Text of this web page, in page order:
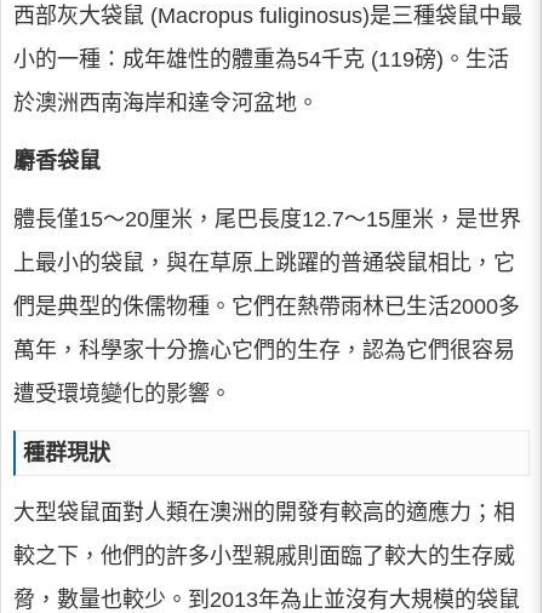
西部灰大袋鼠 (Macropus fuliginosus)是三種袋鼠中最
小的一種：成年雄性的體重為54千克 (119磅)。生活
於澳洲西南海岸和達令河盆地。
麝香袋鼠
體長僅15～20厘米，尾巴長度12.7～15厘米，是世界
上最小的袋鼠，與在草原上跳躍的普通袋鼠相比，它
們是典型的侏儒物種。它們在熱帶雨林已生活2000多
萬年，科學家十分擔心它們的生存，認為它們很容易
遭受環境變化的影響。
種群現狀
大型袋鼠面對人類在澳洲的開發有較高的適應力；相
較之下，他們的許多小型親戚則面臨了較大的生存威
脅，數量也較少。到2013年為止並沒有大規模的袋鼠